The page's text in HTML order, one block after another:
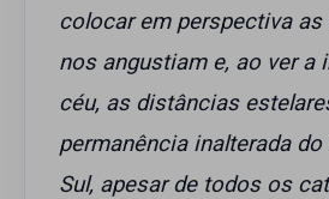
colocar em perspectiva
nos angustiam e, ao ver a
céu, as distâncias
permanência inalterada
Sul, apesar de todos os